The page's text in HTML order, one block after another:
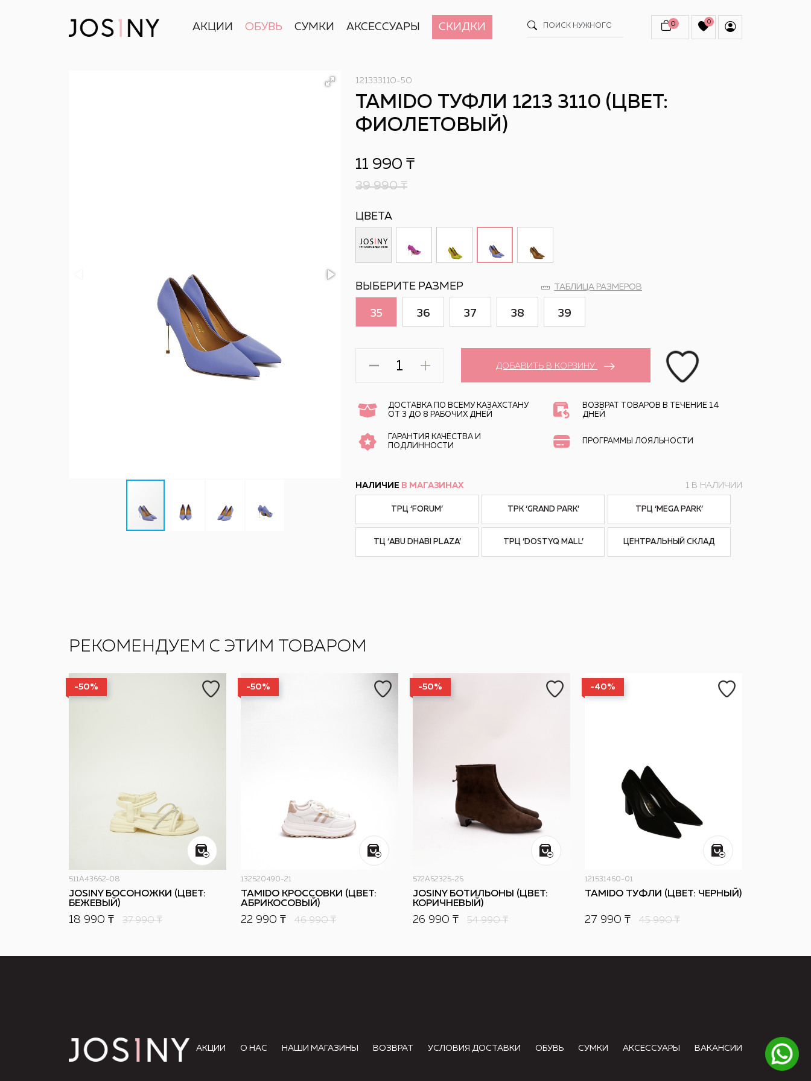
АКЦИИ ОБУВЬ СУМКИ АКСЕССУАРЫ СКИДКИ 0 0
121333110-50
TAMIDO ТУФЛИ 1213 3110 (ЦВЕТ:
ФИОЛЕТОВЫЙ)
11 990 ₸
39 990₸
ЦВЕТА
ВЫБЕРИТЕ РАЗМЕР ТАБЛИЦА РАЗМЕРОВ
35 36 37 38 39
ДОБАВИТЬ В КОРЗИНУ
ДОСТАВКА ПО ВСЕМУ КАЗАХСТАНУ
ОТ 3 ДО 8 РАБОЧИХ ДНЕЙ
ВОЗВРАТ ТОВАРОВ В ТЕЧЕНИЕ 14
ДНЕЙ
ГАРАНТИЯ КАЧЕСТВА И
ПОДЛИННОСТИ
ПРОГРАММЫ ЛОЯЛЬНОСТИ
НАЛИЧИЕ В МАГАЗИНАХ 1 В НАЛИЧИИ
ТРЦ ‘FORUM’ ТРК ‘GRAND PARK’ ТРЦ ‘MEGA PARK’
ТЦ ‘ABU DHABI PLAZA’ ТРЦ ‘DOSTYQ MALL’ ЦЕНТРАЛЬНЫЙ СКЛАД
РЕКОМЕНДУЕМ С ЭТИМ ТОВАРОМ
-50%
511A43662-08
JOSINY БОСОНОЖКИ (ЦВЕТ:
БЕЖЕВЫЙ)
18 990 ₸ 37 990₸
-50%
132520490-21
TAMIDO КРОССОВКИ (ЦВЕТ:
АБРИКОСОВЫЙ)
22 990 ₸ 46 990₸
-50%
572A62325-26
JOSINY БОТИЛЬОНЫ (ЦВЕТ:
КОРИЧНЕВЫЙ)
26 990 ₸ 54 990₸
-40%
121531460-01
TAMIDO ТУФЛИ (ЦВЕТ: ЧЕРНЫЙ)
27 990 ₸ 45 990₸
АКЦИИ О НАС НАШИ МАГАЗИНЫ ВОЗВРАТ УСЛОВИЯ ДОСТАВКИ ОБУВЬ СУМКИ АКСЕССУАРЫ ВАКАНСИИ